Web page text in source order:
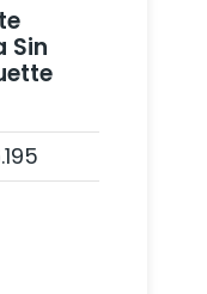
Sin